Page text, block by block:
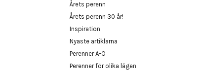
Årets perenn
Årets perenn 30 år!
Inspiration
Nyaste artiklarna
Perenner A-Ö
Perenner för olika lägen